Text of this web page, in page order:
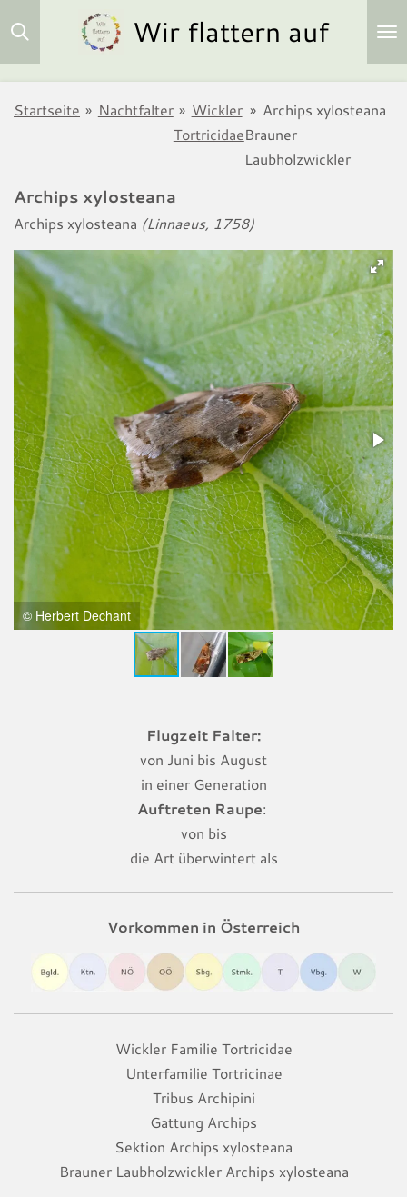
Zum
Hauptinhalt
Wir flattern auf
Startseite » Nachtfalter » Wickler
Tortricidae
» Archips xylosteana
Brauner
Laubholzwickler
Archips xylosteana
Archips xylosteana (Linnaeus, 1758)
© Herbert Dechant
Flugzeit Falter:
von Juni bis August
in einer Generation
Auftreten Raupe:
von bis
die Art überwintert als
Vorkommen in Österreich
Wickler Familie Tortricidae
Unterfamilie Tortricinae
Tribus Archipini
Gattung Archips
Sektion Archips xylosteana
Brauner Laubholzwickler Archips xylosteana